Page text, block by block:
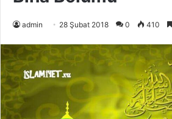
admin 28 Şubat 2018 0 410